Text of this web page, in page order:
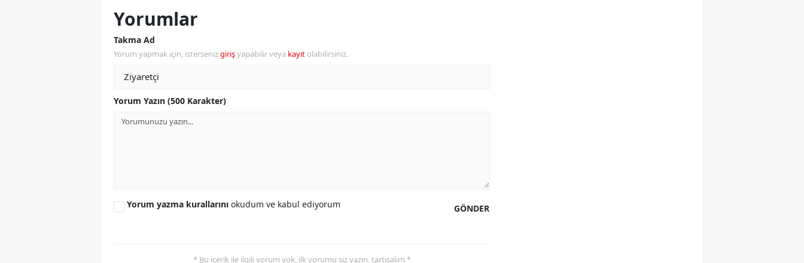
Yorumlar
Takma Ad
Yorum yapmak için, istersenizgirişyapabilir veya kayıt olabilirsiniz.
Yorum Yazın (500 Karakter)
GÖNDER
Yorum yazma kurallarını okudum ve kabul ediyorum
* Bu içerik ile ilgili yorum yok, ilk yorumu siz yazın, tartışalım *